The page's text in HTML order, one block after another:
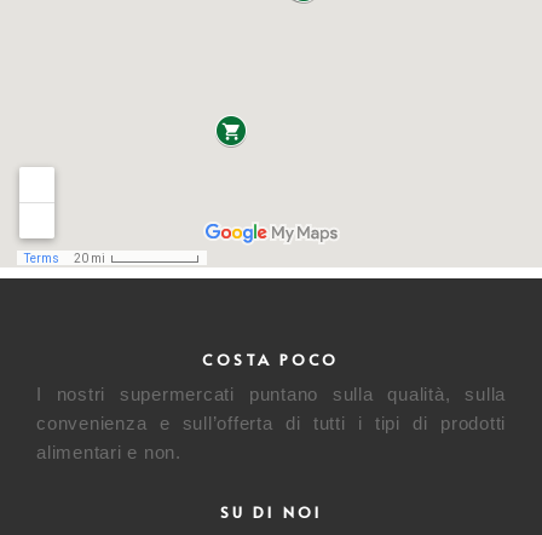
COSTA POCO
I nostri supermercati puntano sulla qualità, sulla
convenienza e sull’offerta di tutti i tipi di prodotti
alimentari e non.
SU DI NOI